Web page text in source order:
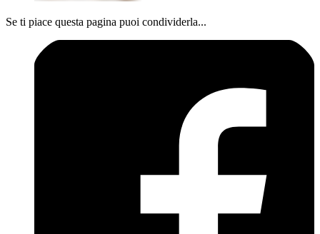
Se ti piace questa pagina puoi condividerla...